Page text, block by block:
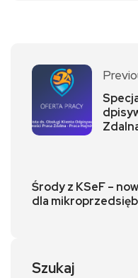
Środy z KSeF –
dla
Szukaj